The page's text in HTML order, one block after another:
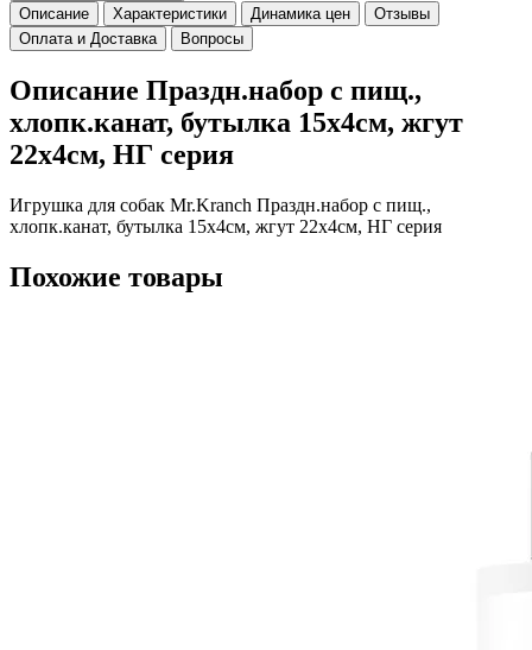
Описание
Характеристики Динамика цен
Отзывы
Оплата и Доставка
Вопросы
Описание Праздн.набор с пищ.,
хлопк.канат, бутылка 15х4см, жгут
22х4см, НГ серия
Игрушка для собак Mr.Kranch Праздн.набор с пищ.,
хлопк.канат, бутылка 15х4см, жгут 22х4см, НГ серия
Похожие товары